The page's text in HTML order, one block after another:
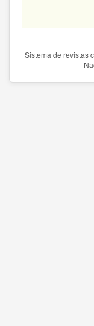
Sistema de revistas